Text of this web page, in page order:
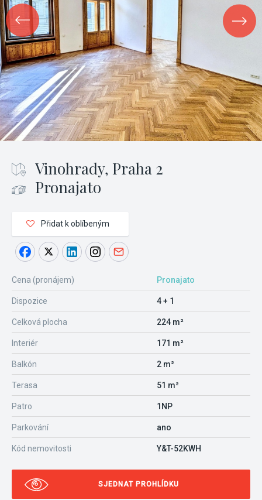
Vinohrady, Praha 2
Pronajato
Přidat k oblíbeným
Cena (pronájem) Pronajato
Dispozice 4 + 1
Celková plocha 224 m²
Interiér 171 m²
Balkón 2 m²
Terasa 51 m²
Patro 1NP
Parkování ano
Kód nemovitosti Y&T-52KWH
SJEDNAT PROHLÍDKU